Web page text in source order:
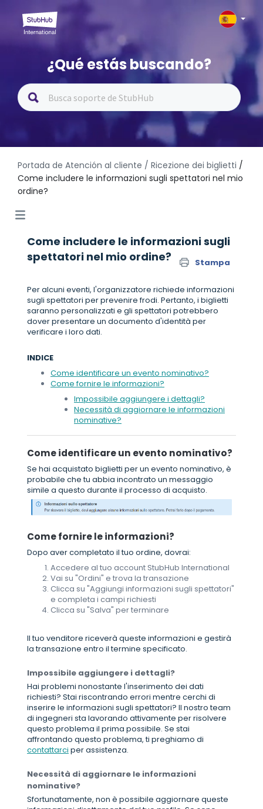
¿Qué estás buscando?
Portada de Atención al cliente / Ricezione dei biglietti /
Come includere le informazioni sugli spettatori nel mio
ordine?
Come includere le informazioni sugli
spettatori nel mio ordine?
Stampa
Per alcuni eventi, l'organizzatore richiede informazioni
sugli spettatori per prevenire frodi. Pertanto, i biglietti
saranno personalizzati e gli spettatori potrebbero
dover presentare un documento d'identità per
verificare i loro dati.
INDICE
Come identificare un evento nominativo?
Come fornire le informazioni?
Impossibile aggiungere i dettagli?
Necessità di aggiornare le informazioni
nominative?
Come identificare un evento nominativo?
Se hai acquistato biglietti per un evento nominativo, è
probabile che tu abbia incontrato un messaggio
simile a questo durante il processo di acquisto.
Come fornire le informazioni?
Dopo aver completato il tuo ordine, dovrai:
Accedere al tuo account StubHub International
Vai su "Ordini" e trova la transazione
Clicca su "Aggiungi informazioni sugli spettatori"
e completa i campi richiesti
Clicca su "Salva" per terminare
Il tuo venditore riceverà queste informazioni e gestirà
la transazione entro il termine specificato.
Impossibile aggiungere i dettagli?
Hai problemi nonostante l'inserimento dei dati
richiesti? Stai riscontrando errori mentre cerchi di
inserire le informazioni sugli spettatori? Il nostro team
di ingegneri sta lavorando attivamente per risolvere
questo problema il prima possibile. Se stai
affrontando questo problema, ti preghiamo di
contattarci per assistenza.
Necessità di aggiornare le informazioni
nominative?
Sfortunatamente, non è possibile aggiornare queste